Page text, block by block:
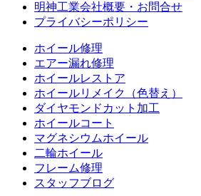
明神工業会社概要・お問合せ
プライバシーポリシー
ホイール修理
エアー漏れ修理
ホイールレストア
ホイールリメイク（色替え）
ダイヤモンドカット加工
ホイールコート
マグネシウムホイール
二輪ホイール
フレーム修理
スタッフブログ